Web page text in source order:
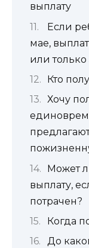
выплату
Если
мае,
или только
Кто
Хочу
Может
выплату,
потрачен?
Когда
До